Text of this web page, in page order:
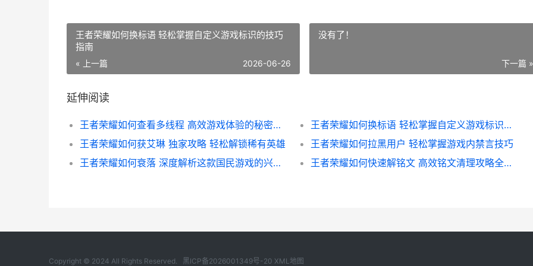
王者荣耀如何换标语 轻松掌握自定义游戏标识的技巧
指南
« 上一篇 2026-06-26
没有了！
下一篇 »
延伸阅读
王者荣耀如何查看多线程 高效游戏体验的秘密解析
王者荣耀如何换标语 轻松掌握自定义游戏标识的技巧指南
王者荣耀如何获艾琳 独家攻略 轻松解锁稀有英雄
王者荣耀如何拉黑用户 轻松掌握游戏内禁言技巧
王者荣耀如何衰落 深度解析这款国民游戏的兴衰历程
王者荣耀如何快速解铭文 高效铭文清理攻略全解析
Copyright © 2024 All Rights Reserved. 黑ICP备2026001349号-20 XML地图